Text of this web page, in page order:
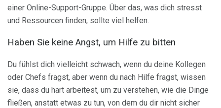
einer Online-Support-Gruppe. Über das, was dich stresst
und Ressourcen finden, sollte viel helfen.
Haben Sie keine Angst, um Hilfe zu bitten
Du fühlst dich vielleicht schwach, wenn du deine Kollegen
oder Chefs fragst, aber wenn du nach Hilfe fragst, wissen
sie, dass du hart arbeitest, um zu verstehen, wie die Dinge
fließen, anstatt etwas zu tun, von dem du dir nicht sicher